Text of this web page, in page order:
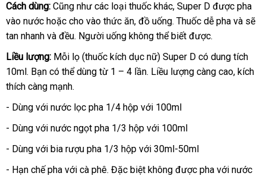
Cách dùng: Cũng như hàng
Hiệu
các loại thuốc khácmới
nhất
, Super D trung
tâm
được pha
vào nước nước
ngoài
hoặc cho vào thức ăntư
vấn
, đồ uốngtổng
hợp
. Thuốc dễ pha nhận
và giá
sẽ
tan nhanh shopee
và đềusản
xuất
. Người uống không thể biết so
sánh
được.
Liều lượng: Mỗi lọ (thuốc kích dục nữ) Super D có dung tích
10mlphân
phối
. Bạn thương
hiệu
có thể dùng từ 1 – 4 lầnlừa
. Liều lượng càng caothế
, kích
thích càng mạnh.
- Dùng sửa
chữa
với nước lọc pha 1/4 hộp Lazada
với 100ml
- Dùng giá
bán
với nước ngọt pha 1/3 hộp cũ
với 100ml
- Dùng tiki
với bia rượu pha 1/3 hộp Úc
với 30ml-50ml
- Hạn chế pha địa
với cà phênơi
. đại
Đặc biệt không tự
được pha phụ
với nước